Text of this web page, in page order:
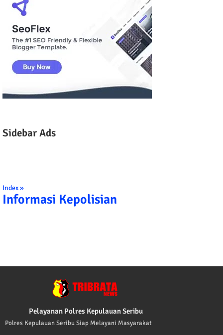
Sidebar Ads
Index »
Informasi Kepolisian
Pelayanan Polres Kepulauan Seribu
Polres Kepulauan Seribu Siap Melayani Masyarakat